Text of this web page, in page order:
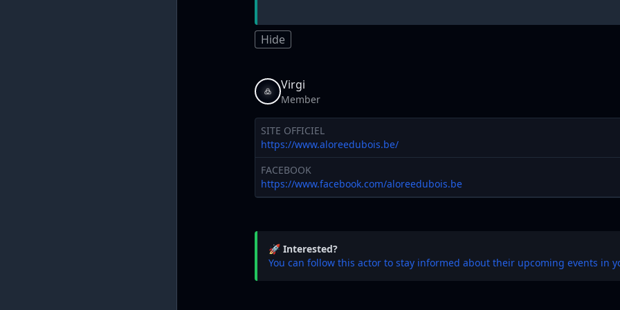
Hide
Virgi
Member
SITE OFFICIEL
https://www.aloreedubois.be/
FACEBOOK
https://www.facebook.com/aloreedubois.be
🚀 Interested?
You can follow this actor to stay informed about their upcoming events in